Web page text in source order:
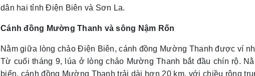
dân hai tỉnh Điện Biên và Sơn La.
Cánh đồng Mường Thanh và sông Nậm Rốn
Nằm giữa lòng chảo Điện Biên, cánh đồng Mường Thanh được ví
Từ cuối tháng 9, lúa ở lòng chảo Mường Thanh bắt đầu chín rộ.
biển, cánh đồng Mường Thanh trải dài hơn 20 km, với chiều rộng